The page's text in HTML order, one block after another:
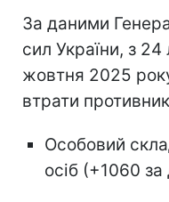
За даними
сил України, з
жовтня 2025 року
втрати
Особовий
осіб (+1060 за